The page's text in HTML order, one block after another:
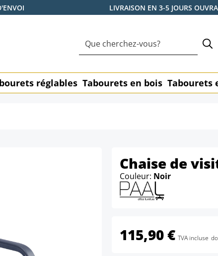
LIVRAISON EN 3-5 JOURS
réglables Tabourets en bois Tabourets
Chaise de
Couleur: Noir
115,90 € TVA incluse